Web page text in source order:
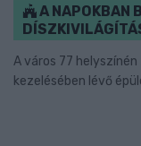
A NAPOKBAN
A város 77
kezelésében lévő